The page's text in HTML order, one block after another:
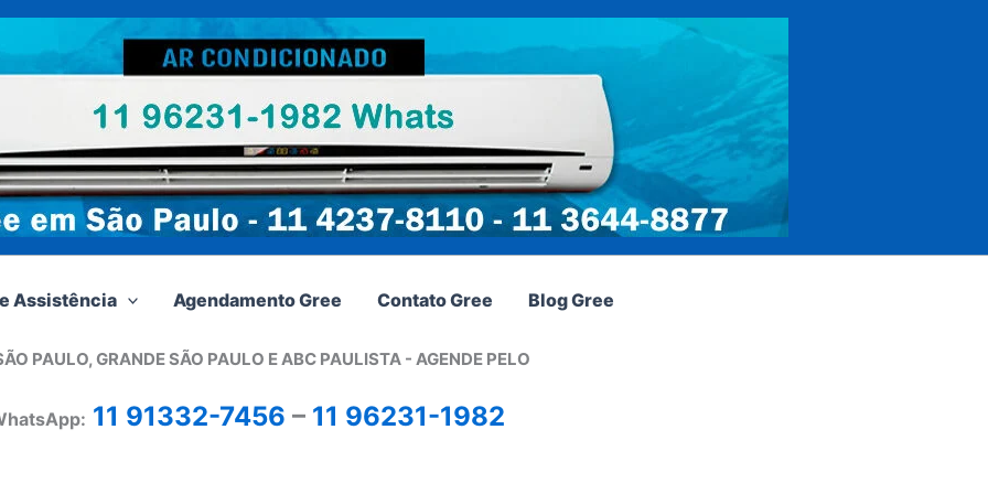
Assistência Agendamento Gree Contato Gree Blog Gree
PAULO, GRANDE SÃO PAULO E ABC PAULISTA - AGENDE PELO
11 91332-7456 – 11 96231-1982